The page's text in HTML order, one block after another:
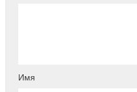
Имя